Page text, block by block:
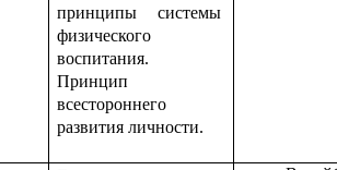
принципы системы
физического
воспитания.
Принцип
всестороннего
развития личности.